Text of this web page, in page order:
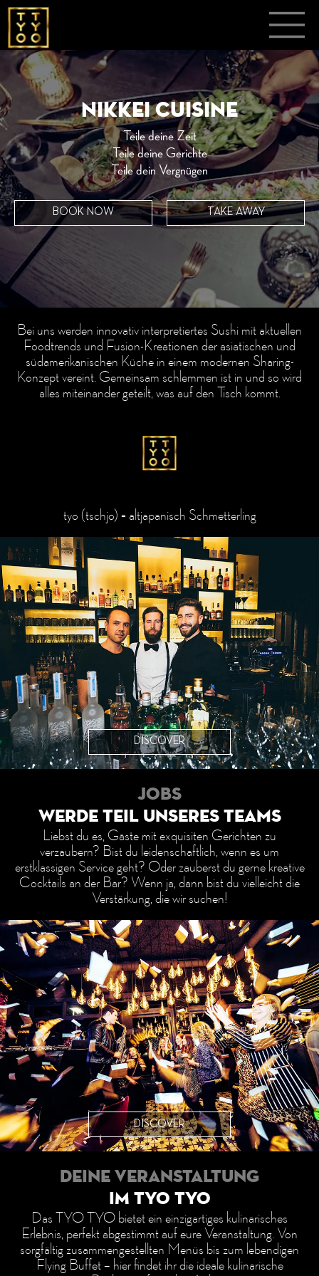
Nikkei Cuisine
Teile deine Zeit
Teile deine Gerichte
Teile dein Vergnügen
BOOK NOW TAKE AWAY
Bei uns werden innovativ interpretiertes Sushi mit aktuellen
Foodtrends und Fusion-Kreationen der asiatischen und
südamerikanischen Küche in einem modernen Sharing-
Konzept vereint. Gemeinsam schlemmen ist in und so wird
alles miteinander geteilt, was auf den Tisch kommt.
tyo (tschjo) = altjapanisch Schmetterling
DISCOVER
Jobs
Werde Teil unseres Teams
Liebst du es, Gäste mit exquisiten Gerichten zu
verzaubern? Bist du leidenschaftlich, wenn es um
erstklassigen Service geht? Oder zauberst du gerne kreative
Cocktails an der Bar? Wenn ja, dann bist du vielleicht die
Verstärkung, die wir suchen!
DISCOVER
DEINE VERANSTALTUNG
IM TYO TYO
Das TYO TYO bietet ein einzigartiges kulinarisches
Erlebnis, perfekt abgestimmt auf eure Veranstaltung. Von
sorgfältig zusammengestellten Menüs bis zum lebendigen
Flying Buffet – hier findet ihr die ideale kulinarische